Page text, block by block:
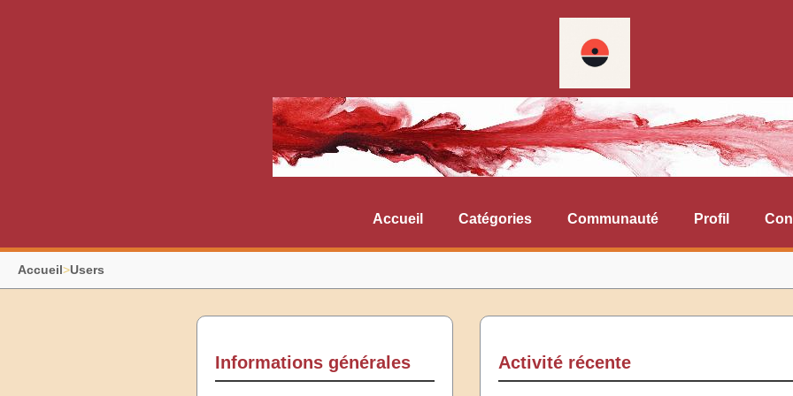
Accueil Catégories Communauté Profil
Accueil>Users
Informations générales Activité récente